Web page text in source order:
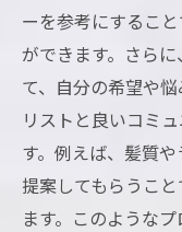
ーを参考にするこ
ができます。さら
て、自分の希望や
リストと良いコミ
す。例えば、髪質
提案してもらうこ
ます。このような